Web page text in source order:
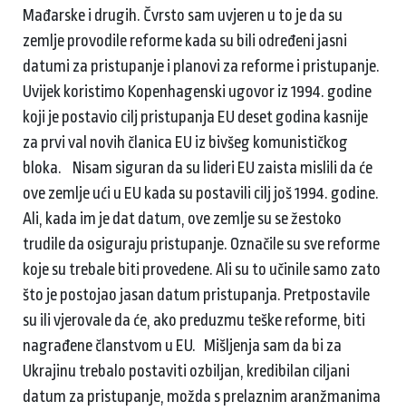
Mađarske i drugih. Čvrsto sam uvjeren u to je da su
zemlje provodile reforme kada su bili određeni jasni
datumi za pristupanje i planovi za reforme i pristupanje.
Uvijek koristimo Kopenhagenski ugovor iz 1994. godine
koji je postavio cilj pristupanja EU deset godina kasnije
za prvi val novih članica EU iz bivšeg komunističkog
bloka. Nisam siguran da su lideri EU zaista mislili da će
ove zemlje ući u EU kada su postavili cilj još 1994. godine.
Ali, kada im je dat datum, ove zemlje su se žestoko
trudile da osiguraju pristupanje. Označile su sve reforme
koje su trebale biti provedene. Ali su to učinile samo zato
što je postojao jasan datum pristupanja. Pretpostavile
su ili vjerovale da će, ako preduzmu teške reforme, biti
nagrađene članstvom u EU. Mišljenja sam da bi za
Ukrajinu trebalo postaviti ozbiljan, kredibilan ciljani
datum za pristupanje, možda s prelaznim aranžmanima